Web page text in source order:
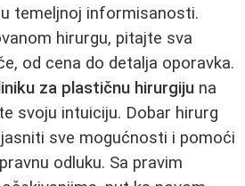
temeljnoj informisanosti.
hirurgu, pitajte sva
od cena do detalja oporavka.
za plastičnu hirurgiju na
svoju intuiciju. Dobar hirurg
sve mogućnosti i pomoći
odluku. Sa pravim